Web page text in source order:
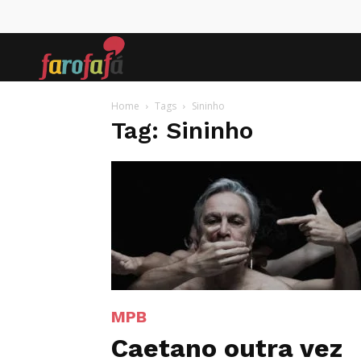
Home Tags Sininho
Tag: Sininho
MPB
Caetano outra vez